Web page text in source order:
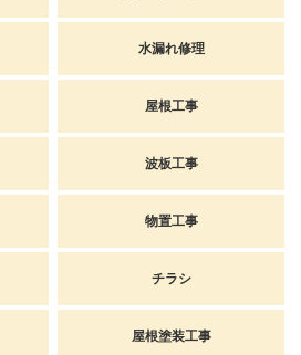
水漏れ修理
屋根工事
波板工事
物置工事
チラシ
屋根塗装工事